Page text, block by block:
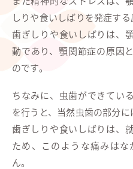
しりや食いしばりを発症する
歯ぎしりや食いしばりは、
動であり、顎関節症の原因
のです。
ちなみに、虫歯ができてい
を行うと、当然虫歯の部分に
歯ぎしりや食いしばりは、
ため、このような痛みは
ん。